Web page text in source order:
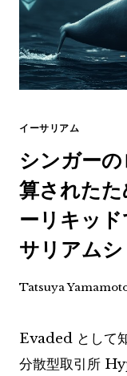
イーサリアム
シンガー
算された
ーリキッ
サリアム
Tatsuya
Evaded として
分散型取引所